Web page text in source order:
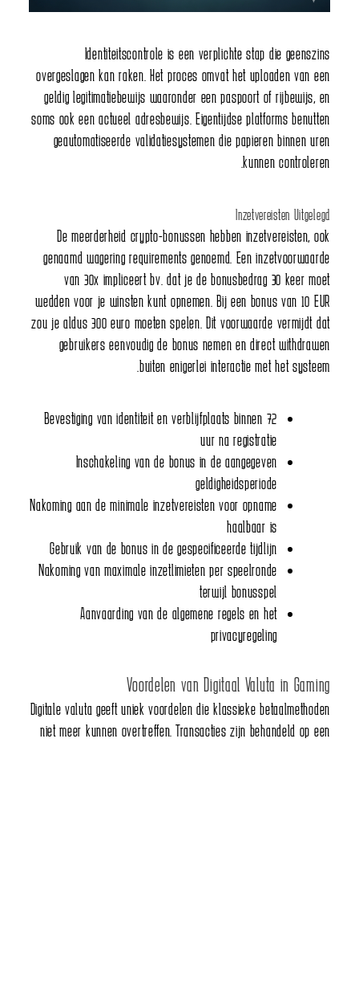
Identiteitscontrole is een verplichte stap die geenszins
overgeslagen kan raken. Het proces omvat het uploaden van een
geldig legitimatiebewijs waaronder een paspoort of rijbewijs, en
soms ook een actueel adresbewijs. Eigentijdse platforms benutten
geautomatiseerde validatiesystemen die papieren binnen uren
kunnen controleren.
Inzetvereisten Uitgelegd
De meerderheid crypto-bonussen hebben inzetvereisten, ook
genaamd wagering requirements genoemd. Een inzetvoorwaarde
van 30x impliceert bv. dat je de bonusbedrag 30 keer moet
wedden voor je winsten kunt opnemen. Bij een bonus van 10 EUR
zou je aldus 300 euro moeten spelen. Dit voorwaarde vermijdt dat
gebruikers eenvoudig de bonus nemen en direct withdrawen
buiten enigerlei interactie met het systeem.
Bevestiging van identiteit en verblijfplaats binnen 72
uur na registratie
Inschakeling van de bonus in de aangegeven
geldigheidsperiode
Nakoming aan de minimale inzetvereisten voor opname
haalbaar is
Gebruik van de bonus in de gespecificeerde tijdlijn
Nakoming van maximale inzetlimieten per speelronde
terwijl bonusspel
Aanvaarding van de algemene regels en het
privacyregeling
Voordelen van Digitaal Valuta in Gaming
Digitale valuta geeft uniek voordelen die klassieke betaalmethoden
niet meer kunnen overtreffen. Transacties zijn behandeld op een